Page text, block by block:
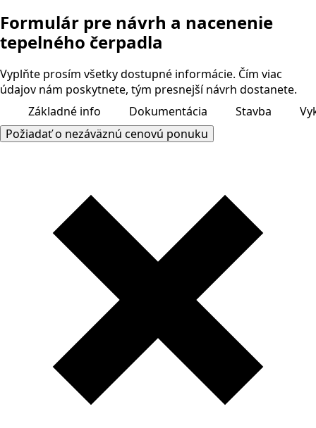
Formulár pre návrh a nacenenie
tepelného čerpadla
Vyplňte prosím všetky dostupné informácie. Čím viac
údajov nám poskytnete, tým presnejší návrh dostanete.
Základné info Dokumentácia Stavba
Požiadať o nezáväznú cenovú ponuku